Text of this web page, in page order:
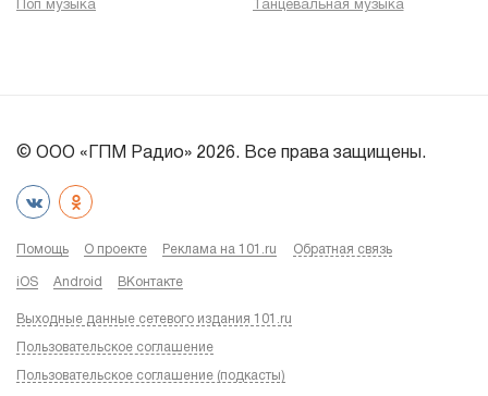
Поп музыка
Танцевальная музыка
© ООО «ГПМ Радио» 2026. Все права защищены.
Помощь О проекте Реклама на 101.ru Обратная связь
iOS Android ВКонтакте
Выходные данные сетевого издания 101.ru
Пользовательское соглашение
Пользовательское соглашение (подкасты)